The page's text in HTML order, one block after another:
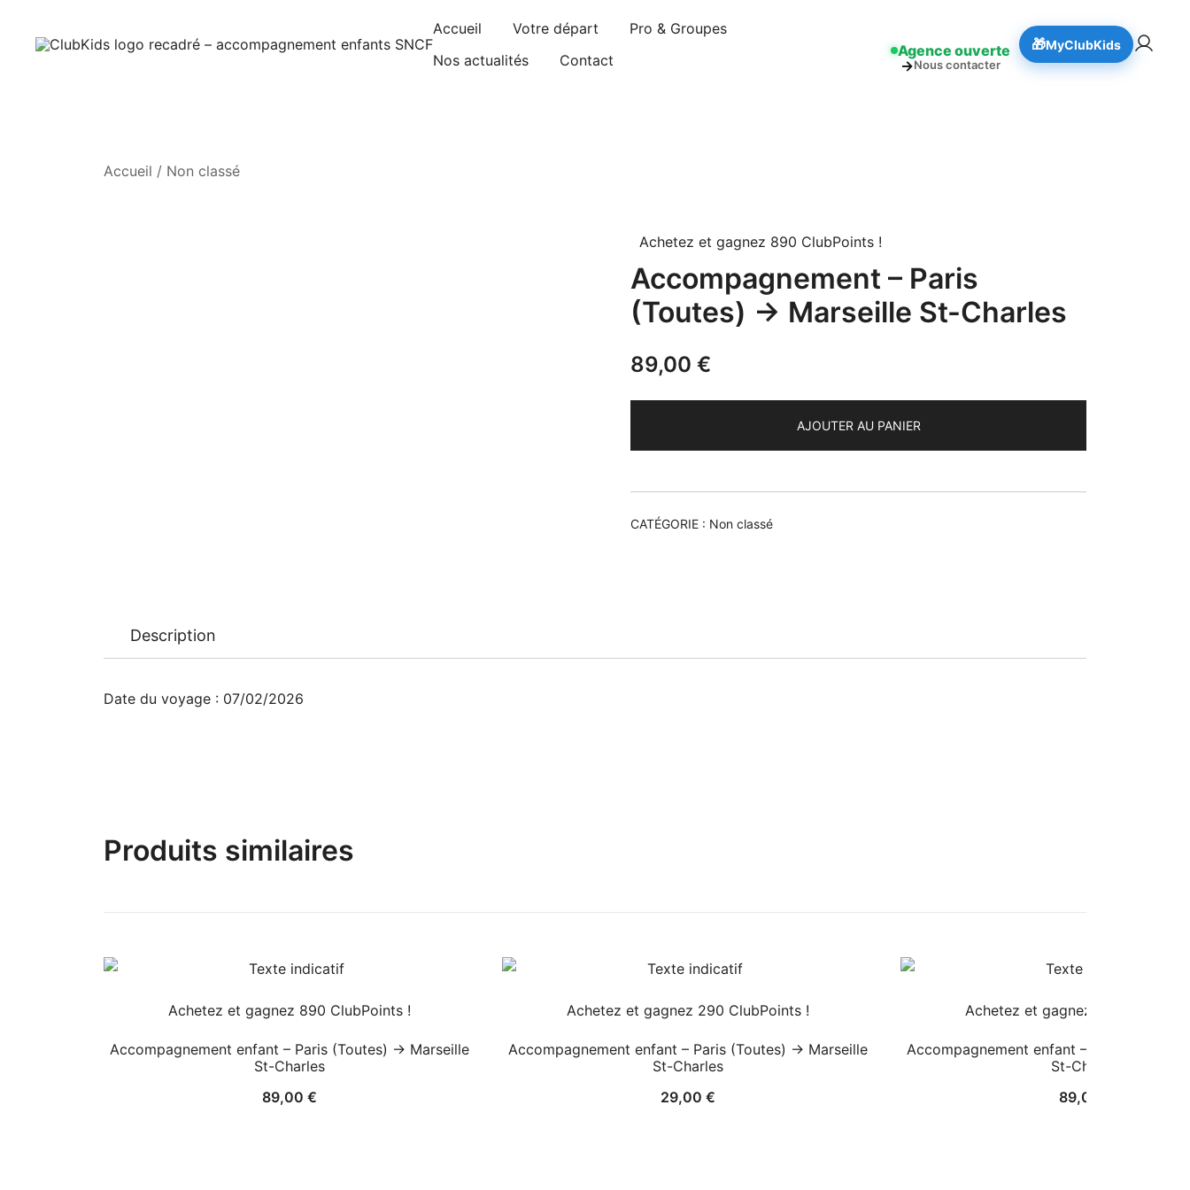
content
Accueil Votre départ
Pro & Groupes
Nos actualités
Contact
Agence ouverte
→Nous contacter
🎁MyClubKids
Accueil / Non classé
Achetez et gagnez 890 ClubPoints !
Accompagnement – Paris
(Toutes) → Marseille St-Charles
89,00 €
AJOUTER AU PANIER
CATÉGORIE : Non classé
Description
Date du voyage : 07/02/2026
Produits similaires
Achetez et gagnez 890 ClubPoints !
Accompagnement enfant – Paris (Toutes) → Marseille
St-Charles
89,00 €
Achetez et gagnez 290 ClubPoints !
Accompagnement enfant – Paris (Toutes) → Marseille
St-Charles
29,00 €
Achetez et gagnez 890
Accompagnement enfant – Paris
St-Charles
89,00
🚨 Nos accompagnements sont pris d’assaut. Réservez dès maintenant !